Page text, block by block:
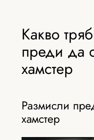
Какво
преди да
хамстер
Размисли
хамстер